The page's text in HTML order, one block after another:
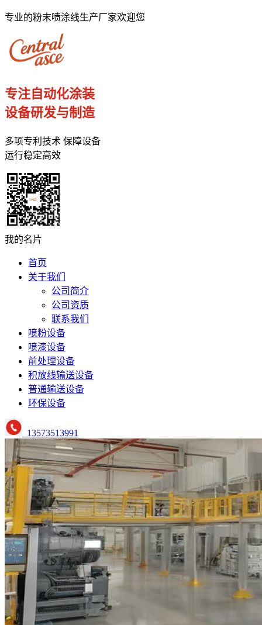
专业的粉末喷涂线生产厂家欢迎您
专注自动化涂装
设备研发与制造
多项专利技术 保障设备
运行稳定高效
我的名片
首页
关于我们
公司简介
公司资质
联系我们
喷粉设备
喷漆设备
前处理设备
积放线输送设备
普通输送设备
环保设备
13573513991